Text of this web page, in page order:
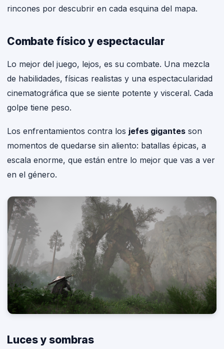
rincones por descubrir en cada esquina del mapa.
Combate físico y espectacular
Lo mejor del juego, lejos, es su combate. Una mezcla
de habilidades, físicas realistas y una espectacularidad
cinematográfica que se siente potente y visceral. Cada
golpe tiene peso.
Los enfrentamientos contra los jefes gigantes son
momentos de quedarse sin aliento: batallas épicas, a
escala enorme, que están entre lo mejor que vas a ver
en el género.
Luces y sombras